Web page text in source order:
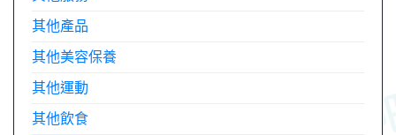
其他產品
其他美容保養
其他運動
其他飲食